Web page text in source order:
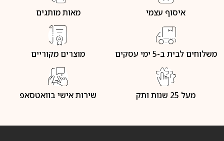
איסוף עצמי מאות מותגים
משלוחים לבית ב-5 ימי עסקים מוצרים מקוריים
מעל 25 שנות ותק שירות אישי בוואטסאפ